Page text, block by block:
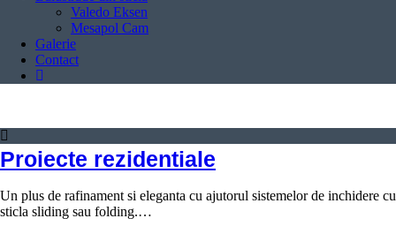
Valedo Eksen
Mesapol Cam
Galerie
Contact
Proiecte rezidentiale
Un plus de rafinament si eleganta cu ajutorul sistemelor de inchidere cu
sticla sliding sau folding.…